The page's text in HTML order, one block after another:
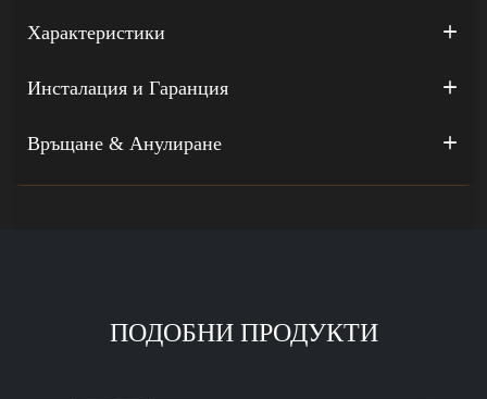
Характеристики
Инсталация и Гаранция
Връщане & Анулиране
ПОДОБНИ ПРОДУКТИ